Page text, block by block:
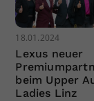
18.01.2024
Lexus neuer
beim Upper
Ladies Linz